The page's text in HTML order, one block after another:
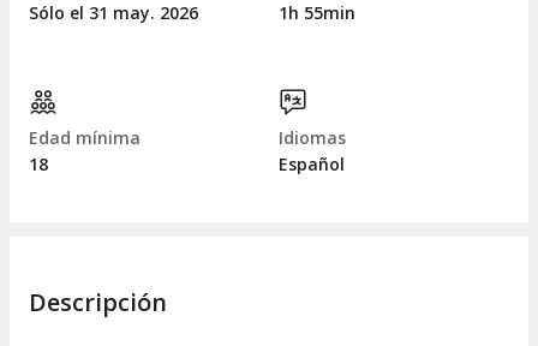
Sólo el 31 may. 2026
1h 55min
Edad mínima
18
Idiomas
Español
Descripción